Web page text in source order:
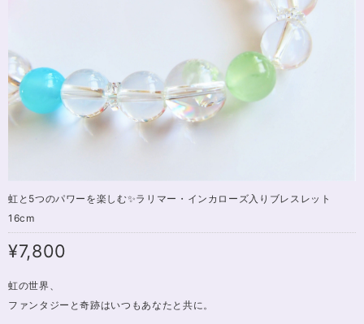
虹と5つのパワーを楽しむ✨ラリマー・インカローズ入りブレスレット
16cm
¥7,800
虹の世界、
ファンタジーと奇跡はいつもあなたと共に。